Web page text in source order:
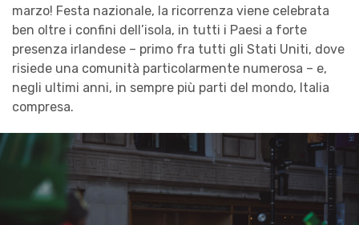
marzo! Festa nazionale, la ricorrenza viene celebrata
ben oltre i confini dell’isola, in tutti i Paesi a forte
presenza irlandese – primo fra tutti gli Stati Uniti, dove
risiede una comunità particolarmente numerosa – e,
negli ultimi anni, in sempre più parti del mondo, Italia
compresa.